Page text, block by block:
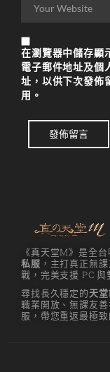
在瀏覽器中儲存顯
電子郵件地址及個
址，以供下次發佈
用。
發佈留言
《真天堂M》是全
私服 ，主打真正無
戰，完美支援 PC 與
尋找長久穩定的天
職業開放、無課友
服，帶您重返最極致